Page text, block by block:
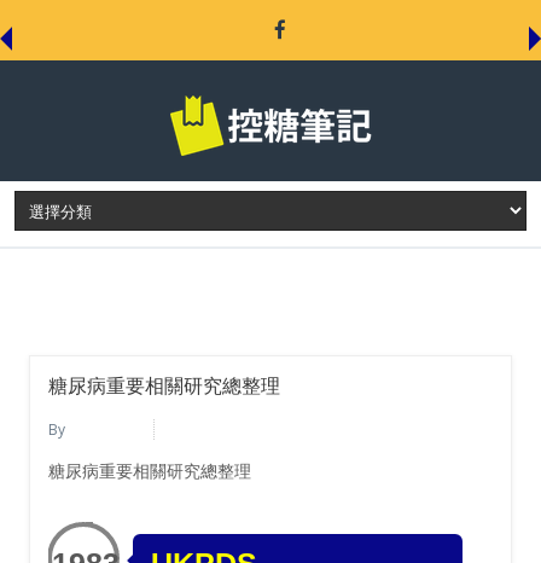
LATEST POST
糖尿病重要相關研究總整理
By
糖尿病重要相關研究總整理